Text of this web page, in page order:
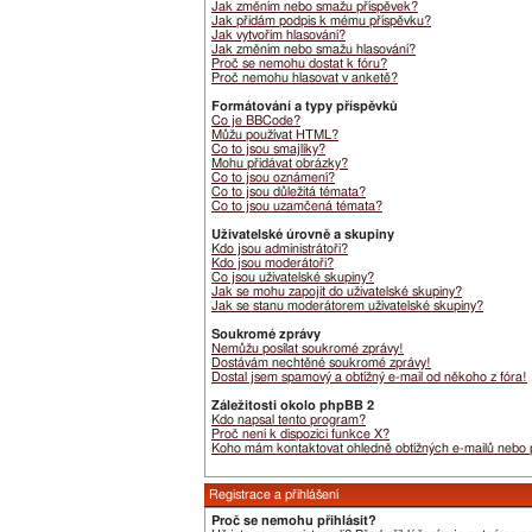
Jak změním nebo smažu příspěvek?
Jak přidám podpis k mému příspěvku?
Jak vytvořím hlasování?
Jak změním nebo smažu hlasování?
Proč se nemohu dostat k fóru?
Proč nemohu hlasovat v anketě?
Formátování a typy příspěvků
Co je BBCode?
Můžu používat HTML?
Co to jsou smajlíky?
Mohu přidávat obrázky?
Co to jsou oznámení?
Co to jsou důležitá témata?
Co to jsou uzamčená témata?
Uživatelské úrovně a skupiny
Kdo jsou administrátoři?
Kdo jsou moderátoři?
Co jsou uživatelské skupiny?
Jak se mohu zapojit do uživatelské skupiny?
Jak se stanu moderátorem uživatelské skupiny?
Soukromé zprávy
Nemůžu posílat soukromé zprávy!
Dostávám nechtěné soukromé zprávy!
Dostal jsem spamový a obtížný e-mail od někoho z fóra!
Záležitosti okolo phpBB 2
Kdo napsal tento program?
Proč není k dispozici funkce X?
Koho mám kontaktovat ohledně obtížných e-mailů nebo
Registrace a přihlášení
Proč se nemohu přihlásit?